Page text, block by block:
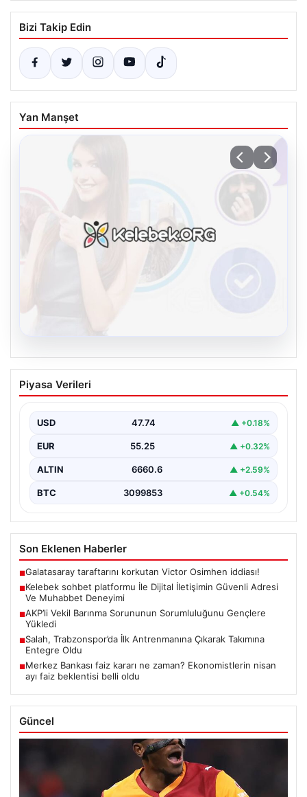
Bizi Takip Edin
Yan Manşet
08.08.2026
Kelebek sohbet platformu İle Dijital
İletişimin Güvenli Adresi Ve Muhabbet
Sanal çağında insanların kaliteli bir biçimde iletişim
Halen pek…
Piyasa Verileri
USD 47.74 ▲ +0.18%
EUR 55.25 ▲ +0.32%
ALTIN 6660.6 ▲ +2.59%
BTC 3099853 ▲ +0.54%
Son Eklenen Haberler
■Galatasaray taraftarını korkutan Victor Osimhen iddiası!
■Kelebek sohbet platformu İle Dijital İletişimin Güvenli Adresi
Ve Muhabbet Deneyimi
■AKP’li Vekil Barınma Sorununun Sorumluluğunu Gençlere
Yükledi
■Salah, Trabzonspor’da İlk Antrenmanına Çıkarak Takımına
Entegre Oldu
■Merkez Bankası faiz kararı ne zaman? Ekonomistlerin nisan
ayı faiz beklentisi belli oldu
Güncel